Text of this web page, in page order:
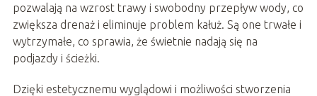
pozwalają na wzrost trawy i swobodny przepływ wody, co
zwiększa drenaż i eliminuje problem kałuż. Są one trwałe i
wytrzymałe, co sprawia, że świetnie nadają się na
podjazdy i ścieżki.
Dzięki estetycznemu wyglądowi i możliwości stworzenia